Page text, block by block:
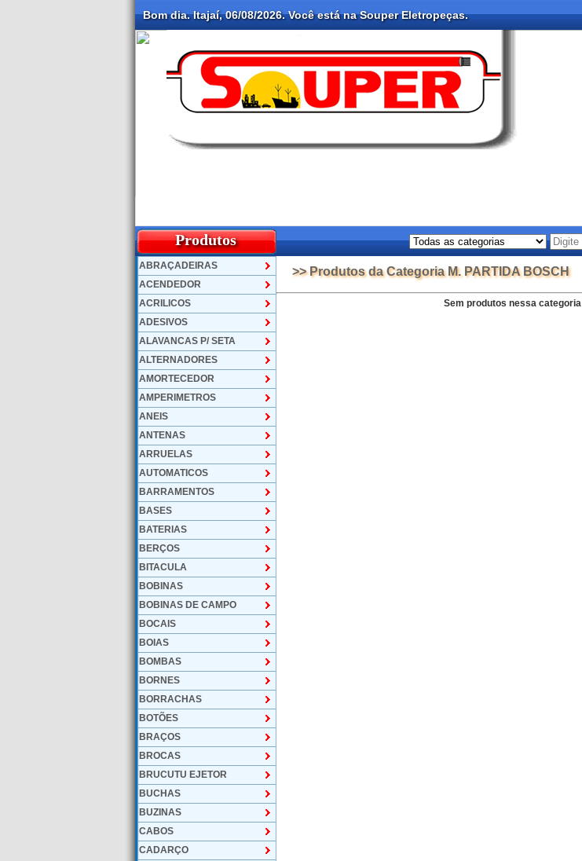
Bom dia. Itajaí, 06/08/2026. Você está na Souper Eletropeças.
Produtos
ABRAÇADEIRAS
ACENDEDOR
ACRILICOS
ADESIVOS
ALAVANCAS P/ SETA
ALTERNADORES
AMORTECEDOR
AMPERIMETROS
ANEIS
ANTENAS
ARRUELAS
AUTOMATICOS
BARRAMENTOS
BASES
BATERIAS
BERÇOS
BITACULA
BOBINAS
BOBINAS DE CAMPO
BOCAIS
BOIAS
BOMBAS
BORNES
BORRACHAS
BOTÕES
BRAÇOS
BROCAS
BRUCUTU EJETOR
BUCHAS
BUZINAS
CABOS
CADARÇO
>> Produtos da Categoria M. PARTIDA BOSCH
Sem produtos nessa categoria